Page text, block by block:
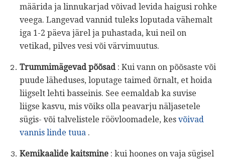
määrida ja linnukarjad võivad levida haigusi rohke
veega. Langevad vannid tuleks loputada vähemalt
iga 1-2 päeva järel ja puhastada, kui neil on
vetikad, pilves vesi või värvimuutus.
Trummimägevad põõsad : Kui vann on põõsaste või
puude läheduses, loputage taimed õrnalt, et hoida
liigselt lehti basseinis. See eemaldab ka suvise
liigse kasvu, mis võiks olla peavarju näljasetele
sügis- või talvelistele röövloomadele, kes võivad
vannis linde tuua .
Kemikaalide kaitsmine : kui hoones on vaja sügisel